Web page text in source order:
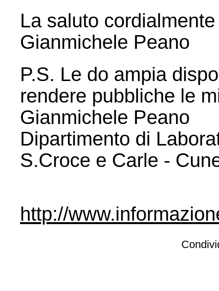
La saluto cordialmente
Gianmichele Peano
P.S. Le do ampia
rendere pubbliche le
Gianmichele Peano
Dipartimento di
S.Croce e Carle -
http://